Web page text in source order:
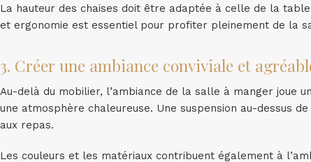
La hauteur des chaises doit être adaptée à celle de la
et ergonomie est essentiel pour profiter pleinement de la
3. Créer une ambiance conviviale et
Au-delà du mobilier, l’ambiance de la salle à manger joue
une atmosphère chaleureuse. Une suspension au-dessus
aux repas.
Les couleurs et les matériaux contribuent également à